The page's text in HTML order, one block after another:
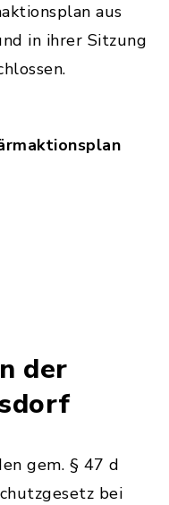
aus
in ihrer Sitzung
der
gem. § 47 d
bei